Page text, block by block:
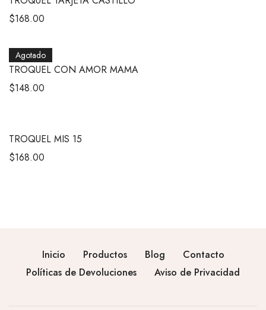
$168.00
Agotado
TROQUEL CON AMOR MAMA
$148.00
TROQUEL MIS 15
$168.00
Inicio Productos Blog
Contacto
Políticas de Devoluciones
Aviso de Privacidad